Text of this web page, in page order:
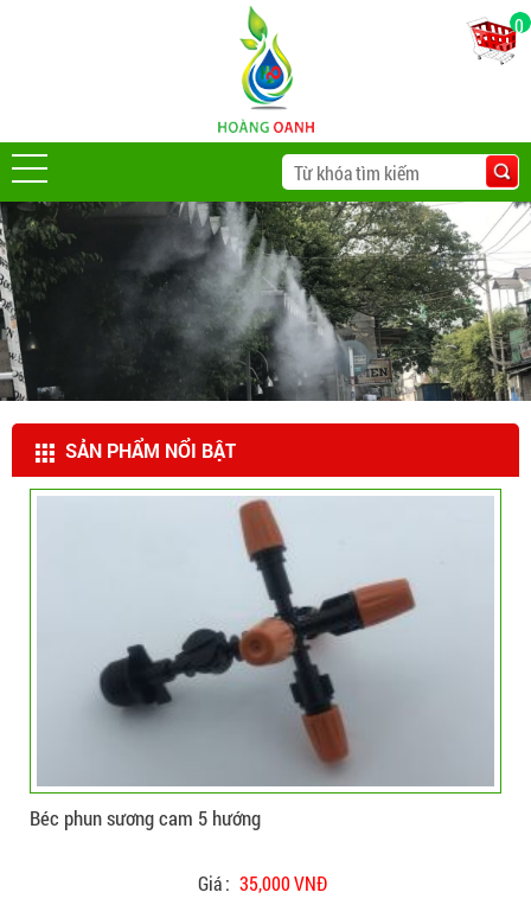
0
SẢN PHẨM NỔI BẬT
CHI TIẾT
Béc phun sương cam 5 hướng
Giá : 35,000 VNĐ
ĐẶT HÀNG